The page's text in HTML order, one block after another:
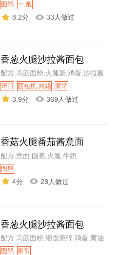
图解 一,般
8.2分 33人做过
香葱火腿沙拉酱面包
配方:高筋面粉,火腿肠,鸡蛋,沙拉酱
窍门 面包机,烤箱 家常
3.9分 369人做过
香菇火腿番茄酱意面
配方:意面,圆葱,火腿,牛奶
图解
4分 28人做过
香葱火腿沙拉酱面包
配方:高筋面粉,细香葱碎,鸡蛋,黄油
图解 家常